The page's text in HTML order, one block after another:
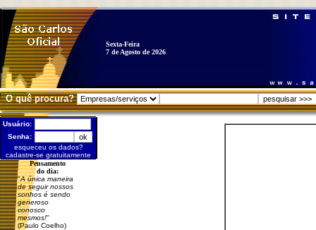
Sexta-Feira
7 de Agosto de 2026
O quê procura?
Usuário:
Senha:
esqueceu os dados?
cadastre-se gratuitamente
Pensamento
do dia:
"A única maneira
de seguir nossos
sonhos é sendo
generoso
conosco
mesmos!"
(Paulo Coelho)